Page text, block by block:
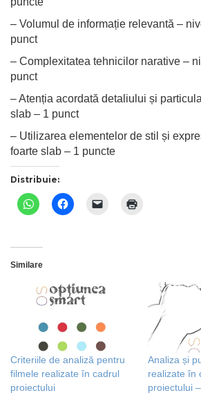
– Volumul de informație relevantă –
punct
– Complexitatea tehnicilor narative –
punct
– Atenția acordată detaliului și
slab – 1 punct
– Utilizarea elementelor de stil și
foarte slab – 1 puncte
Distribuie:
Similare
Criteriile de analiză pentru
filmele realizate în cadrul
proiectului
Analiza și
realizate în
proiectului